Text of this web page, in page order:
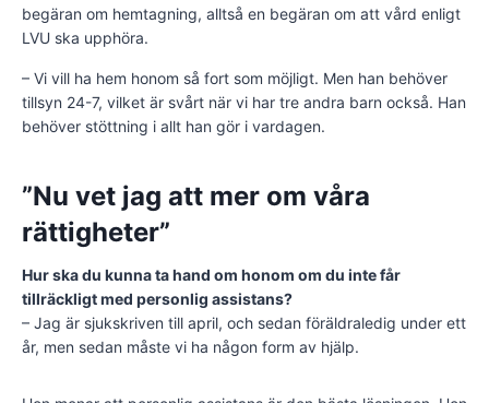
begäran om hemtagning, alltså en begäran om att vård enligt
LVU ska upphöra.
– Vi vill ha hem honom så fort som möjligt. Men han behöver
tillsyn 24-7, vilket är svårt när vi har tre andra barn också. Han
behöver stöttning i allt han gör i vardagen.
”Nu vet jag att mer om våra
rättigheter”
Hur ska du kunna ta hand om honom om du inte får
tillräckligt med personlig assistans?
– Jag är sjukskriven till april, och sedan föräldraledig under ett
år, men sedan måste vi ha någon form av hjälp.